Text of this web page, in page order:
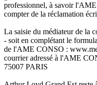
professionnel, à savoir
compter de la réclamation
La saisie du médiateur de la
- soit en complétant le
de l'AME CONSO :
courrier adressé à l'AME
75007 PARIS